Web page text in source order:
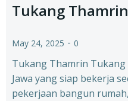
Tukang Thamrin
May 24, 2025 - 0
Tukang Thamrin
Jawa yang siap bekerja
pekerjaan bangun